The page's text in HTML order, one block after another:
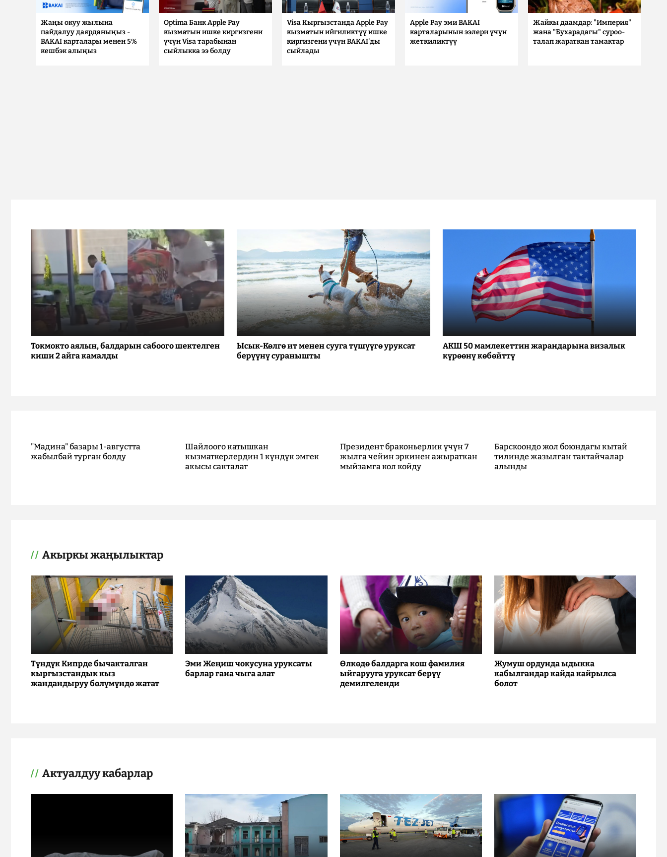
Жаңы окуу жылына
пайдалуу даярданыңыз -
BAKAI карталары менен 5%
кешбэк алыңыз
Optima Банк Apple Pay
кызматын ишке киргизгени
үчүн Visa тарабынан
сыйлыкка ээ болду
Visa Кыргызстанда Apple Pay
кызматын ийгиликтүү ишке
киргизгени үчүн BAKAI'ды
сыйлады
Apple Pay эми BAKAI
карталарынын ээлери үчүн
жеткиликтүү
Жайкы даамдар: "Империя"
жана "Бухарадагы" суроо-
талап жараткан тамактар
Токмокто аялын, балдарын сабоого шектелген
киши 2 айга камалды
Ысык-Көлгө ит менен сууга түшүүгө уруксат
берүүнү суранышты
АКШ 50 мамлекеттин жарандарына визалык
күрөөнү көбөйттү
"Мадина" базары 1-августта
жабылбай турган болду
Шайлоого катышкан
кызматкерлердин 1 күндүк эмгек
акысы сакталат
Президент браконьерлик үчүн 7
жылга чейин эркинен ажыраткан
мыйзамга кол койду
Барскоондо жол боюндагы кытай
тилинде жазылган тактайчалар
алынды
Акыркы жаңылыктар
Түндүк Кипрде бычакталган
кыргызстандык кыз
жандандыруу бөлүмүндө жатат
Эми Жеңиш чокусуна уруксаты
барлар гана чыга алат
Өлкөдө балдарга кош фамилия
ыйгарууга уруксат берүү
демилгеленди
Жумуш ордунда ыдыкка
кабылгандар кайда кайрылса
болот
Актуалдуу кабарлар